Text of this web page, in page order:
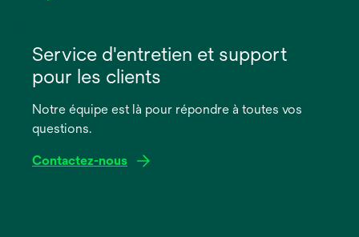
dans
nouvel
onglet
Service d'entretien et support
pour les clients
Notre équipe est là pour répondre à toutes vos
questions.
Contactez-nous